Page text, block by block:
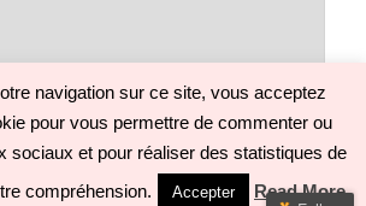
Fièrement propulsé par WordPress
navigation sur ce site, vous acceptez
pour vous permettre de commenter ou
sociaux et pour réaliser des statistiques de
compréhension.
Accepter Read More